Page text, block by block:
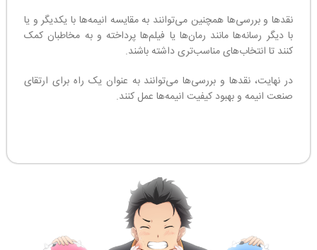
نقدها و بررسی‌ها همچنین می‌توانند به مقایسه انیمه‌ها با یکدیگر و یا
با دیگر رسانه‌ها مانند رمان‌ها یا فیلم‌ها پرداخته و به مخاطبان کمک
کنند تا انتخاب‌های مناسب‌تری داشته باشند.
در نهایت، نقدها و بررسی‌ها می‌توانند به عنوان یک راه برای ارتقای
صنعت انیمه و بهبود کیفیت انیمه‌ها عمل کنند.